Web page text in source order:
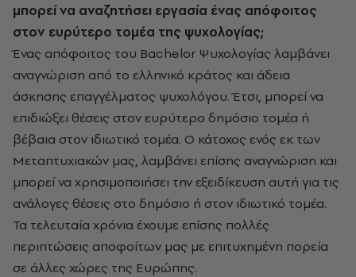
μπορεί να αναζητήσει εργασία ένας απόφοιτος
στον ευρύτερο τομέα της ψυχολογίας;
Ένας απόφοιτος του Bachelor Ψυχολογίας λαμβάνει
αναγνώριση από το ελληνικό κράτος και άδεια
άσκησης επαγγέλματος ψυχολόγου. Έτσι, μπορεί να
επιδιώξει θέσεις στον ευρύτερο δημόσιο τομέα ή
βέβαια στον ιδιωτικό τομέα. Ο κάτοχος ενός εκ των
Μεταπτυχιακών μας, λαμβάνει επίσης αναγνώριση και
μπορεί να χρησιμοποιήσει την εξειδίκευση αυτή για τις
ανάλογες θέσεις στο δημόσιο ή στον ιδιωτικό τομέα.
Τα τελευταία χρόνια έχουμε επίσης πολλές
περιπτώσεις αποφοίτων μας με επιτυχημένη πορεία
σε άλλες χώρες της Ευρώπης.